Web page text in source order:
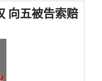
向五被告索赔